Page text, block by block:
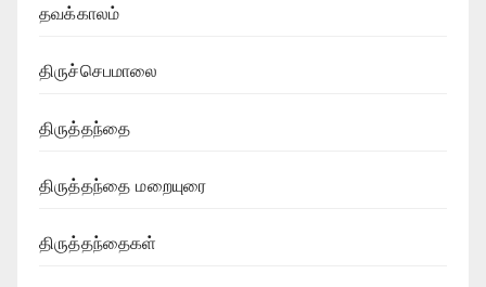
தவக்காலம்
திருச்செபமாலை
திருத்தந்தை
திருத்தந்தை மறையுரை
திருத்தந்தைகள்